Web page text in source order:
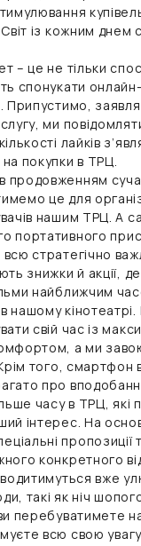
із кожним днем
– це не тільки
спонукати
Припустимо,
ми
лайків
покупки в ТРЦ.
це для
нашим ТРЦ. А
портативного
стратегічно
знижки й акції,
найближчим
нашому
свій час із
а ми
того, смартфон
про
часу в ТРЦ, які
інтерес. На
пропозиції
конкретного
вже
такі як ніч
перебуватимете на
всю свою